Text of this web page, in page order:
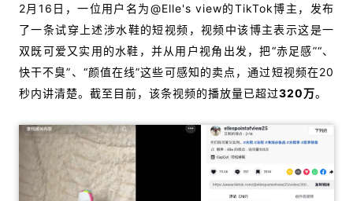
2月16日，一位用户名为@Elle's view的TikTok博主，发布
了一条试穿上述涉水鞋的短视频，视频中该博主表示这是一
双既可爱又实用的水鞋，并从用户视角出发，把“赤足感”“、
快干不臭”、“颜值在线”这些可感知的卖点，通过短视频在20
秒内讲清楚。截至目前，该条视频的播放量已超过320万。